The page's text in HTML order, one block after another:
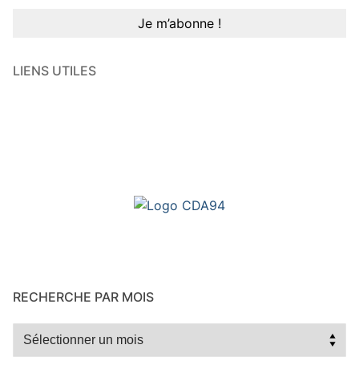
LIENS UTILES
RECHERCHE PAR MOIS
Recherche